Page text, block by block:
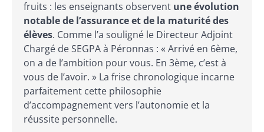
fruits : les enseignants observent une évolution
notable de l’assurance et de la maturité des
élèves. Comme l’a souligné le Directeur Adjoint
Chargé de SEGPA à Péronnas : « Arrivé en 6ème,
on a de l’ambition pour vous. En 3ème, c’est à
vous de l’avoir. » La frise chronologique incarne
parfaitement cette philosophie
d’accompagnement vers l’autonomie et la
réussite personnelle.